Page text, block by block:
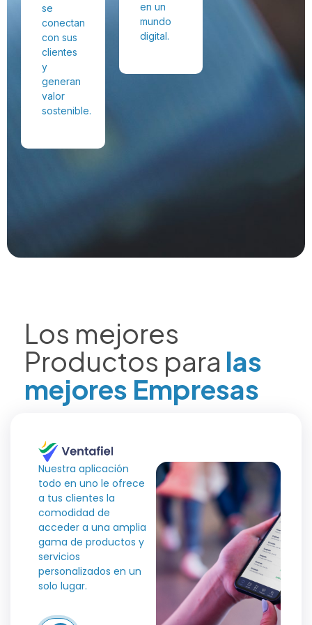
se
conectan
con sus
clientes
y
generan
valor
sostenible.
en un
mundo
digital.
Los mejores
Productos para las
mejores Empresas
Nuestra aplicación
todo en uno le ofrece
a tus clientes la
comodidad de
acceder a una amplia
gama de productos y
servicios
personalizados en un
solo lugar.